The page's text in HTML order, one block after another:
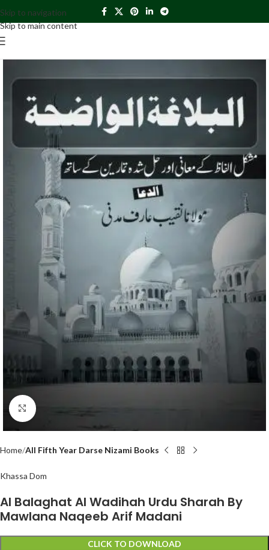
Skip to navigation
Skip to main content
Click to enlarge
Home All Fifth Year Darse Nizami Books
Khassa Dom
Al Balaghat Al Wadihah Urdu Sharah By
Mawlana Naqeeb Arif Madani
CLICK TO DOWNLOAD